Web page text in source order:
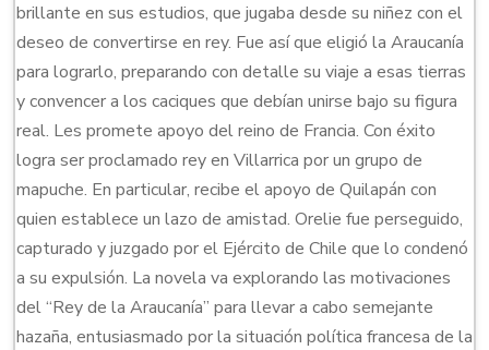
brillante en sus estudios, que jugaba desde su niñez con el
deseo de convertirse en rey. Fue así que eligió la Araucanía
para lograrlo, preparando con detalle su viaje a esas tierras
y convencer a los caciques que debían unirse bajo su figura
real. Les promete apoyo del reino de Francia. Con éxito
logra ser proclamado rey en Villarrica por un grupo de
mapuche. En particular, recibe el apoyo de Quilapán con
quien establece un lazo de amistad. Orelie fue perseguido,
capturado y juzgado por el Ejército de Chile que lo condenó
a su expulsión. La novela va explorando las motivaciones
del “Rey de la Araucanía” para llevar a cabo semejante
hazaña, entusiasmado por la situación política francesa de la